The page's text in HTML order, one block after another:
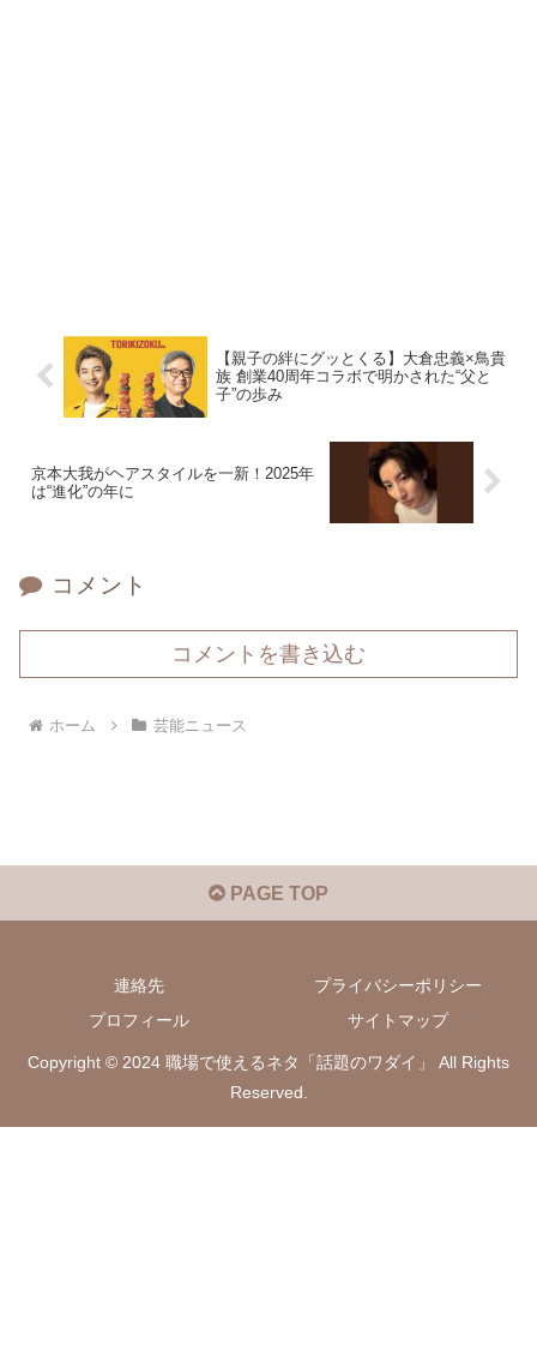
【親子の絆にグッとくる】大倉忠義×鳥貴
族 創業40周年コラボで明かされた“父と
子”の歩み
京本大我がヘアスタイルを一新！2025年
は“進化”の年に
コメント
コメントを書き込む
ホーム 芸能ニュース
PAGE TOP
連絡先
プライバシーポリシー
プロフィール
サイトマップ
Copyright © 2024 職場で使えるネタ「話題のワダイ」 All Rights
Reserved.